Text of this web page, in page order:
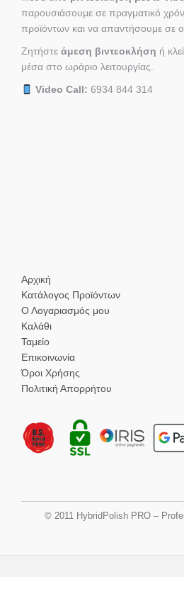
παρουσιάσουμε σε πραγματικό
προϊόντων και να απαντήσουμε σε
Ζητήστε άμεση βιντεοκλήση ή
μέσα στο ωράριο λειτουργίας.
Video Call: 6934 844 314
Αρχική
Κατάλογος Προϊόντων
Ο Λογαριασμός μου
Καλάθι
Ταμείο
Επικοινωνία
Όροι Χρήσης
Πολιτική Απορρήτου
© 2011 HybridPolish PRO –